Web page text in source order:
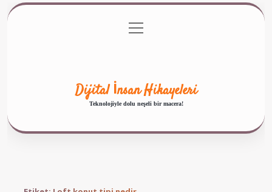
Gizlilik Politikası
menüyü
aç
Dijital İnsan Hikayeleri
Teknolojiyle dolu neşeli bir macera!